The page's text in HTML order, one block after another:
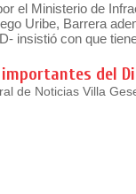
el Ministerio de
Uribe, Barrera
insistió con que
del
de Noticias Villa